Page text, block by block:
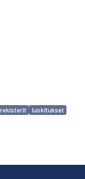
rekisterit luokitukset